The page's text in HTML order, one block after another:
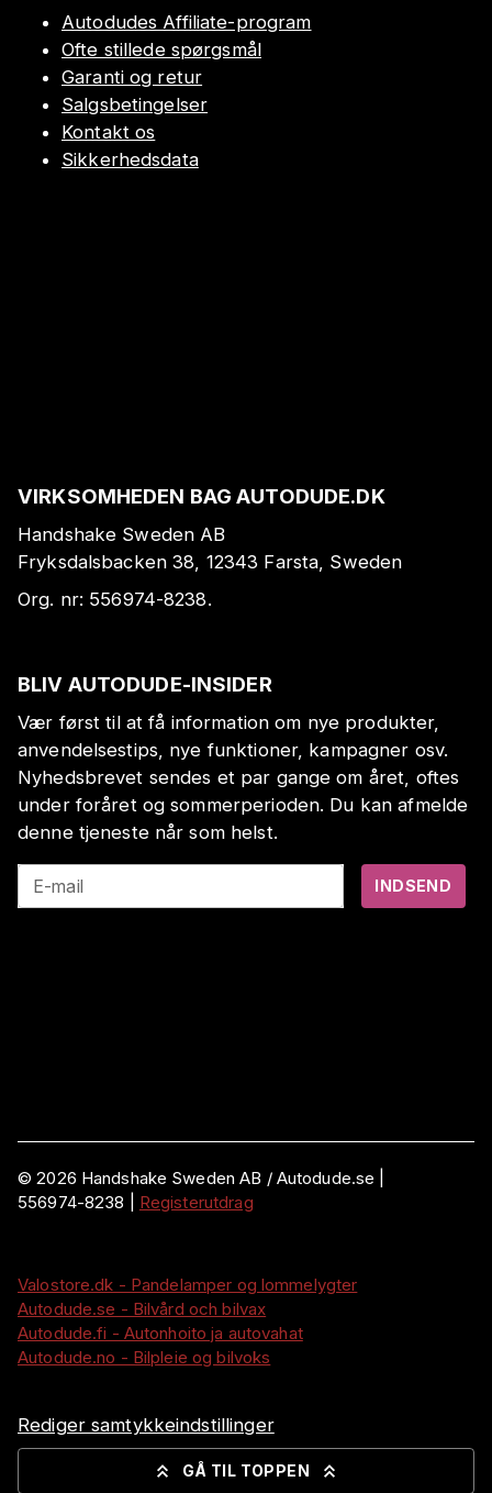
Autodudes Affiliate-program
Ofte stillede spørgsmål
Garanti og retur
Salgsbetingelser
Kontakt os
Sikkerhedsdata
VIRKSOMHEDEN BAG AUTODUDE.DK
Handshake Sweden AB
Fryksdalsbacken 38, 12343 Farsta, Sweden
Org. nr: 556974-8238.
BLIV AUTODUDE-INSIDER
Vær først til at få information om nye produkter,
anvendelsestips, nye funktioner, kampagner osv.
Nyhedsbrevet sendes et par gange om året, oftes
under foråret og sommerperioden. Du kan afmelde
denne tjeneste når som helst.
E-mail INDSEND
©2026 Handshake Sweden AB / Autodude.se |
556974-8238
Registerutdrag
Valostore.dk - Pandelamper og lommelygter
Autodude.se - Bilvård och bilvax
Autodude.fi - Autonhoito ja autovahat
Autodude.no - Bilpleie og bilvoks
Rediger samtykkeindstillinger
GÅ TIL TOPPEN